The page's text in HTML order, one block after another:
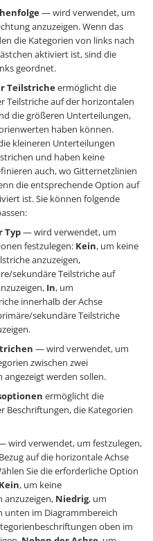
— wird verwendet, um
anzuzeigen. Wenn das
die Kategorien von links nach
aktiviert ist, sind die
geordnet.
Teilstricheermöglicht die
Teilstriche auf der horizontalen
die größeren Unterteilungen,
haben können.
kleineren Unterteilungen
und haben keine
auch, wo Gitternetzlinien
die entsprechende Option auf
ist. Sie können folgende
Typ— wird verwendet, um
festzulegen: Kein, um keine
anzuzeigen,
sekundäre Teilstriche auf
In, um
innerhalb der Achse
sekundäre Teilstriche
— wird verwendet, um
zwischen zwei
angezeigt werden sollen.
ermöglicht die
Beschriftungen, die Kategorien
wird verwendet, um festzulegen,
auf die horizontale Achse
Sie die erforderliche Option
Kein, um keine
anzuzeigen, Niedrig, um
unten im Diagrammbereich
oben im